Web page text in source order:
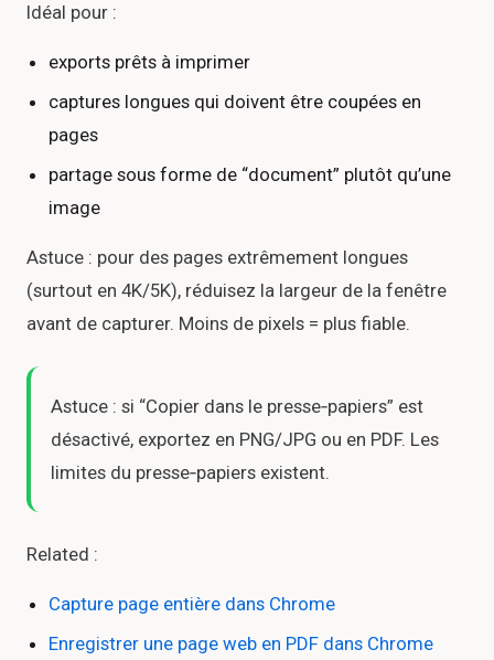
Idéal pour :
exports prêts à imprimer
captures longues qui doivent être coupées en
pages
partage sous forme de “document” plutôt qu’une
image
Astuce : pour des pages extrêmement longues
(surtout en 4K/5K), réduisez la largeur de la fenêtre
avant de capturer. Moins de pixels = plus fiable.
Astuce : si “Copier dans le presse‑papiers” est
désactivé, exportez en PNG/JPG ou en PDF. Les
limites du presse‑papiers existent.
Related :
Capture page entière dans Chrome
Enregistrer une page web en PDF dans Chrome